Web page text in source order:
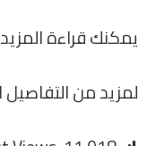
يمكنك قراءة
لمزيد من